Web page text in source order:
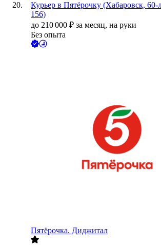
Курьер в Пятёрочку (Хабаровск, 60-
156)
до 210 000 ₽ за месяц, на руки
Без опыта
Пятёрочка. Диджитал